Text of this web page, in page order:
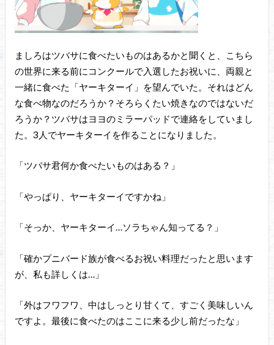
ましろはツバサに食べたいものはあるかと聞くと、こちら
の世界に来る前にコンクールで入選したお祝いに、両親と
一緒に食べた「ヤーキターイ」を望んでいた。それはどん
な食べ物なのだろうか？そろらくたい焼きなのではないだ
ろうか？ツバサはヨヨのミラーパッドで連絡をしていまし
た。3人でヤーキターイを作ることになりました。
「ツバサ君何か食べたいものはある？」
「やっぱり、ヤーキターイですかね」
「そっか、ヤーキターイ…ソラちゃん知ってる？」
「確かプニバード族が食べるお祝い料理だったと思います
が、私も詳しくは…」
「外はフワフワ、中はしっとり甘くて、すごく美味しいん
ですよ。最後に食べたのはここに来る少し前だったな」